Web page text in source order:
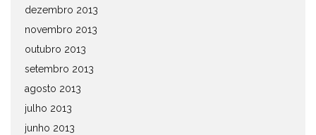
dezembro 2013
novembro 2013
outubro 2013
setembro 2013
agosto 2013
julho 2013
junho 2013